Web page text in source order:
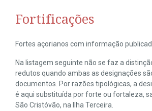
Fortificações
Fortes açorianos com informação
Na listagem seguinte não se faz a
redutos quando ambas as designações
documentos. Por razões tipológicas, a
é aqui substituída por forte ou fortaleza,
São Cristóvão, na Ilha Terceira.